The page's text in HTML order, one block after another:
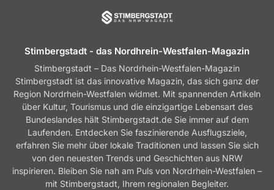
Stimbergstadt - das Nordhrein-Westfalen-Magazin
Stimbergstadt – Das Nordrhein-Westfalen-Magazin
Stimbergstadt ist das innovative Magazin, das sich ganz der
Region Nordrhein-Westfalen widmet. Mit spannenden Artikeln
über Kultur, Tourismus und die einzigartige Lebensart des
Bundeslandes hält Stimbergstadt.de Sie immer auf dem
Laufenden. Entdecken Sie faszinierende Ausflugsziele,
erfahren Sie mehr über lokale Traditionen und lassen Sie sich
von den neuesten Trends und Geschichten aus NRW
inspirieren. Bleiben Sie nah am Puls von Nordrhein-Westfalen –
mit Stimbergstadt, Ihrem regionalen Begleiter.